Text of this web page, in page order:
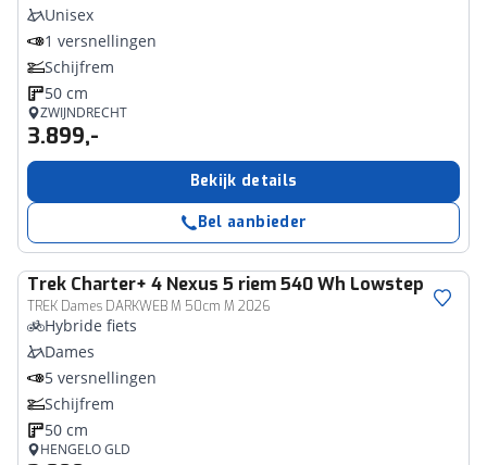
Unisex
1 versnellingen
Schijfrem
50 cm
ZWIJNDRECHT
3.899,-
Bekijk details
Bel aanbieder
Trek Charter+ 4 Nexus 5 riem 540 Wh Lowstep
TREK Dames DARKWEB M 50cm M 2026
Hybride fiets
Dames
5 versnellingen
Schijfrem
50 cm
HENGELO GLD